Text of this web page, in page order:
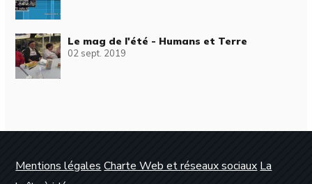
Le mag de l'été - Humans et Terre
02 sept. 2019
Mentions légales Charte Web et réseaux sociaux La